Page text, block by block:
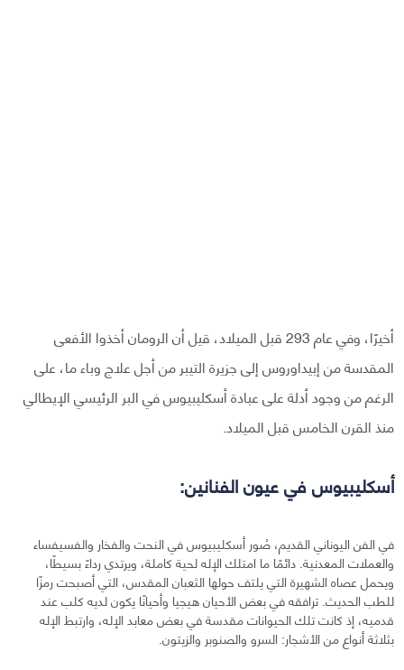
أخيرًا، وفي عام 293 قبل الميلاد، قيل أن الرومان أخذوا الأفعى
المقدسة من إبيداوروس إلى جزيرة التيبر من أجل علاج وباء ما، على
الرغم من وجود أدلة على عبادة أسكليبيوس في البر الرئيسي الإيطالي
منذ القرن الخامس قبل الميلاد.
أسكليبيوس في عيون الفنانين:
في الفن اليوناني القديم، صُور أسكليبيوس في النحت والفخار والفسيفساء
والعملات المعدنية. دائمًا ما امتلك الإله لحية كاملة، ويرتدي رداءً بسيطًا،
ويحمل عصاه الشهيرة التي يلتف حولها الثعبان المقدس، التي أصبحت رمزًا
للطب الحديث. ترافقه في بعض الأحيان هيجيا وأحيانًا يكون لديه كلب عند
قدميه، إذ كانت تلك الحيوانات مقدسة في بعض معابد الإله، وارتبط الإله
بثلاثة أنواع من الأشجار: السرو والصنوبر والزيتون.